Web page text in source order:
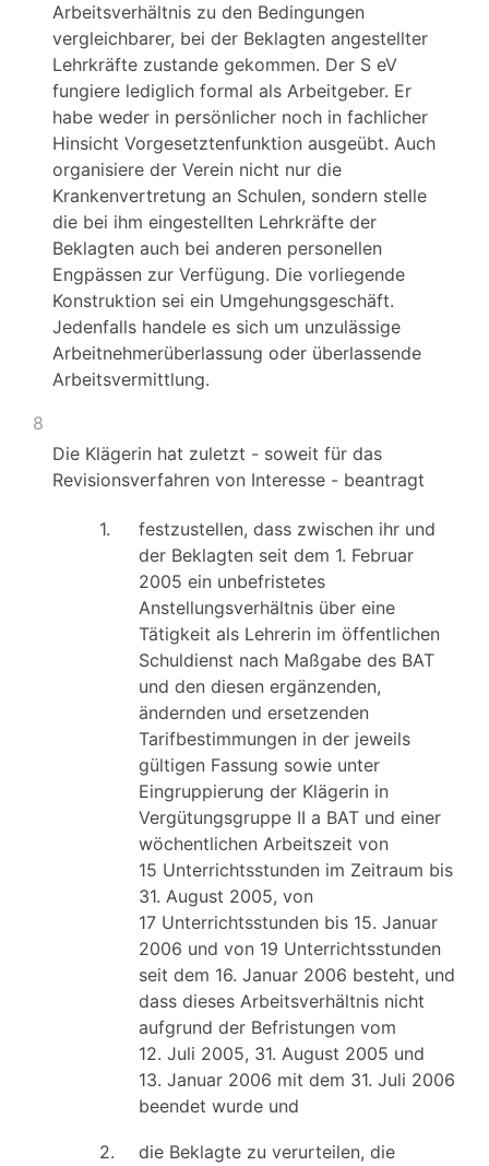
Arbeitsverhältnis zu den Bedingungen
vergleichbarer, bei der Beklagten angestellter
Lehrkräfte zustande gekommen. Der S eV
fungiere lediglich formal als Arbeitgeber. Er
habe weder in persönlicher noch in fachlicher
Hinsicht Vorgesetztenfunktion ausgeübt. Auch
organisiere der Verein nicht nur die
Krankenvertretung an Schulen, sondern stelle
die bei ihm eingestellten Lehrkräfte der
Beklagten auch bei anderen personellen
Engpässen zur Verfügung. Die vorliegende
Konstruktion sei ein Umgehungsgeschäft.
Jedenfalls handele es sich um unzulässige
Arbeitnehmerüberlassung oder überlassende
Arbeitsvermittlung.
8
Die Klägerin hat zuletzt - soweit für das
Revisionsverfahren von Interesse - beantragt
1.
festzustellen, dass zwischen ihr und
der Beklagten seit dem 1. Februar
2005 ein unbefristetes
Anstellungsverhältnis über eine
Tätigkeit als Lehrerin im öffentlichen
Schuldienst nach Maßgabe des BAT
und den diesen ergänzenden,
ändernden und ersetzenden
Tarifbestimmungen in der jeweils
gültigen Fassung sowie unter
Eingruppierung der Klägerin in
Vergütungsgruppe II a BAT und einer
wöchentlichen Arbeitszeit von
15 Unterrichtsstunden im Zeitraum bis
31. August 2005, von
17 Unterrichtsstunden bis 15. Januar
2006 und von 19 Unterrichtsstunden
seit dem 16. Januar 2006 besteht, und
dass dieses Arbeitsverhältnis nicht
aufgrund der Befristungen vom
12. Juli 2005, 31. August 2005 und
13. Januar 2006 mit dem 31. Juli 2006
beendet wurde und
2. die Beklagte zu verurteilen, die